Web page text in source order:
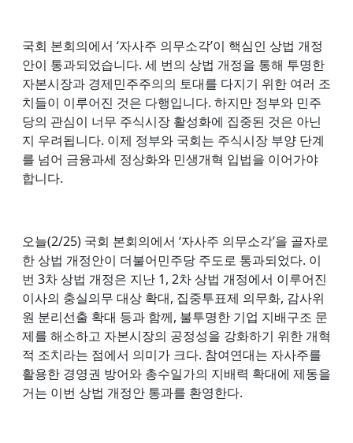
국회 본회의에서 ‘자사주 의무소각’이 핵심인 상법 개정
안이 통과되었습니다. 세 번의 상법 개정을 통해 투명한
자본시장과 경제민주주의의 토대를 다지기 위한 여러 조
치들이 이루어진 것은 다행입니다. 하지만 정부와 민주
당의 관심이 너무 주식시장 활성화에 집중된 것은 아닌
지 우려됩니다. 이제 정부와 국회는 주식시장 부양 단계
를 넘어 금융과세 정상화와 민생개혁 입법을 이어가야
합니다.
오늘(2/25) 국회 본회의에서 ‘자사주 의무소각’을 골자로
한 상법 개정안이 더불어민주당 주도로 통과되었다. 이
번 3차 상법 개정은 지난 1, 2차 상법 개정에서 이루어진
이사의 충실의무 대상 확대, 집중투표제 의무화, 감사위
원 분리선출 확대 등과 함께, 불투명한 기업 지배구조 문
제를 해소하고 자본시장의 공정성을 강화하기 위한 개혁
적 조치라는 점에서 의미가 크다. 참여연대는 자사주를
활용한 경영권 방어와 총수일가의 지배력 확대에 제동을
거는 이번 상법 개정안 통과를 환영한다.